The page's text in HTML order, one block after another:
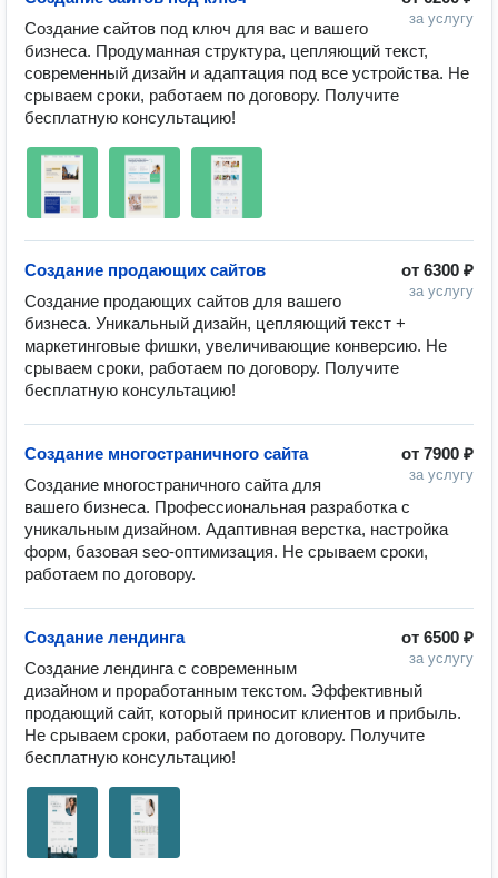
за услугу
Создание сайтов под ключ для вас и вашего
бизнеса. Продуманная структура, цепляющий текст,
современный дизайн и адаптация под все устройства. Не
срываем сроки, работаем по договору. Получите
бесплатную консультацию!
от 6300 ₽
за услугу
Создание продающих сайтов
Создание продающих сайтов для вашего
бизнеса. Уникальный дизайн, цепляющий текст +
маркетинговые фишки, увеличивающие конверсию. Не
срываем сроки, работаем по договору. Получите
бесплатную консультацию!
от 7900 ₽
за услугу
Создание многостраничного сайта
Создание многостраничного сайта для
вашего бизнеса. Профессиональная разработка с
уникальным дизайном. Адаптивная верстка, настройка
форм, базовая seo-оптимизация. Не срываем сроки,
работаем по договору.
от 6500 ₽
за услугу
Создание лендинга
Создание лендинга с современным
дизайном и проработанным текстом. Эффективный
продающий сайт, который приносит клиентов и прибыль.
Не срываем сроки, работаем по договору. Получите
бесплатную консультацию!